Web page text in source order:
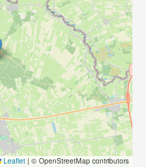
Leaflet | © OpenStreetMap contributors